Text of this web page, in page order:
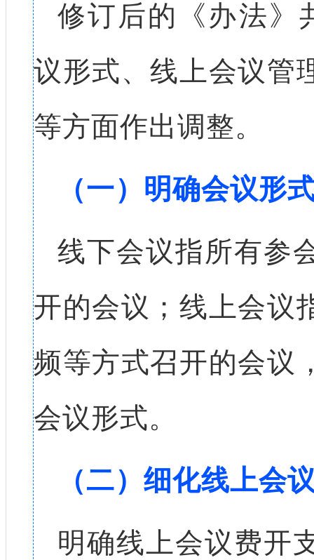
修订后的《办法》
议形式、线上会议管
等方面作出调整。
（一）明确会议形
线下会议指所有参
开的会议；线上会议
频等方式召开的会议
会议形式。
（二）细化线上会
明确线上会议费开